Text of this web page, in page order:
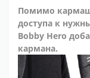
Помимо
доступа к
Bobby Hero
кармана.